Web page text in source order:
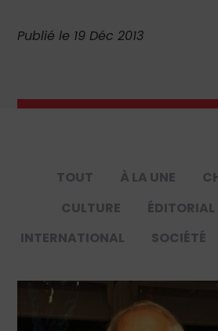
Publié le 19 Déc 2013
TOUT À LA UNE
CULTURE
ÉDITORIAL
INTERNATIONAL
SOCIÉTÉ